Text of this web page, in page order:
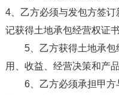
4、乙方必须与发包方签
记获得土地承包经营权证书
5、乙方获得土地承
用、收益、经营决策和产
6、乙方必须承担甲